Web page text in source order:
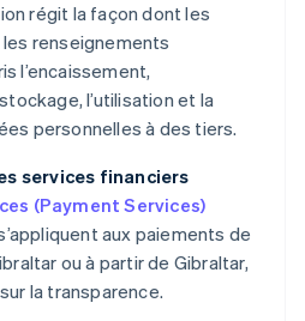
régit la façon dont les
renseignements
l’encaissement,
l’utilisation et la
personnelles à des tiers.
services financiers
(Payment Services)
aux paiements de
ou à partir de Gibraltar,
la transparence.